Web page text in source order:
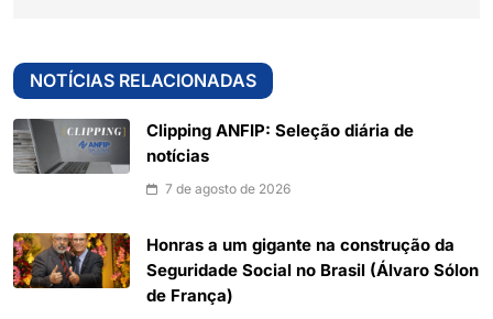
NOTÍCIAS RELACIONADAS
Clipping ANFIP: Seleção diária de
notícias
7 de agosto de 2026
Honras a um gigante na construção da
Seguridade Social no Brasil (Álvaro Sólon
de França)